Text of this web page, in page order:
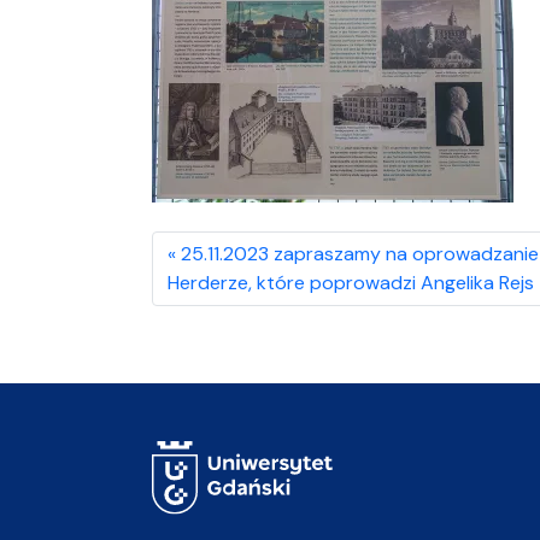
25.11.2023 zapraszamy na
Herderze, które poprowadzi Angelika Rejs